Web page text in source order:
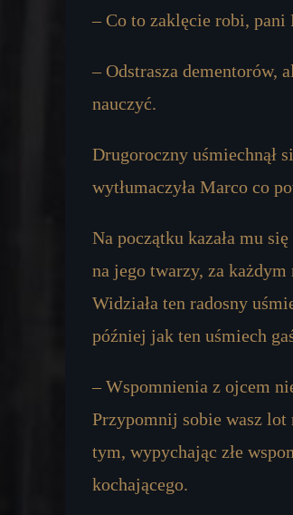
– Co to zaklęcie robi, pani
– Odstrasza dementorów,
nauczyć.
Drugoroczny uśmiechnął
wytłumaczyła Marco co
Na początku kazała mu
na jego twarzy, za
Widziała ten radosny
później jak ten uśmiech
– Wspomnienia z ojcem
Przypomnij sobie wasz lot
tym, wypychając złe
kochającego.